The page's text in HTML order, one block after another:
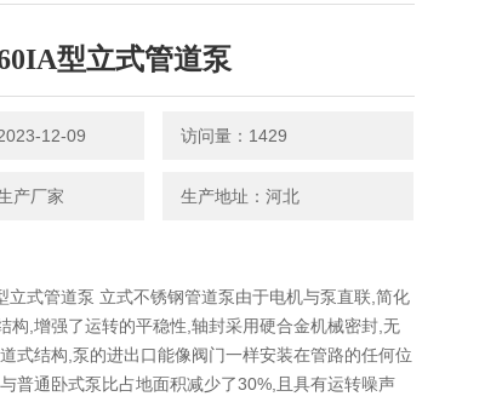
型立式管道泵
12-09 访问量：1429
产厂家 生产地址：河北
立式管道泵 立式不锈钢管道泵由于电机与泵直联,简化
构,增强了运转的平稳性,轴封采用硬合金机械密封,无
式结构,泵的进出口能像阀门一样安装在管路的任何位
普通卧式泵比占地面积减少了30%,且具有运转噪声